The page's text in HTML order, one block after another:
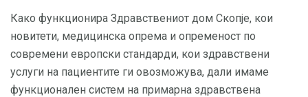
Како функционира Здравствениот дом Скопје, кои
новитети, медицинска опрема и опременост по
современи европски стандарди, кои здравствени
услуги на пациентите ги овозможува, дали имаме
функционален систем на примарна здравствена